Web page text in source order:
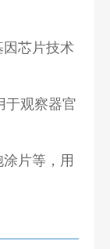
因芯片技术
于观察器官
片等，用